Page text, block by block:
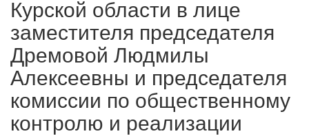
Курской области в лице
заместителя председателя
Дремовой Людмилы
Алексеевны и председателя
комиссии по общественному
контролю и реализации